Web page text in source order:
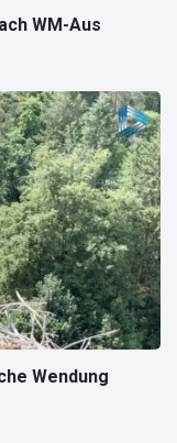
WM-Aus
Wendung